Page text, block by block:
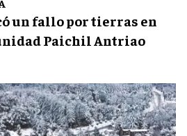
un fallo por tierras en
Paichil Antriao